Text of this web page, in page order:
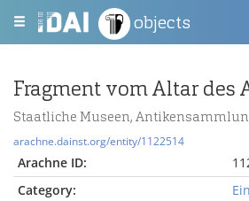
objects
Staatliche Museen,
arachne.dainst.org/entity/1122514
Arachne ID:
Category: